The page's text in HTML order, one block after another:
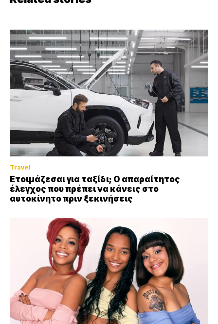
Travel
Ετοιμάζεσαι για ταξίδι; Ο απαραίτητος
έλεγχος που πρέπει να κάνεις στο
αυτοκίνητο πριν ξεκινήσεις